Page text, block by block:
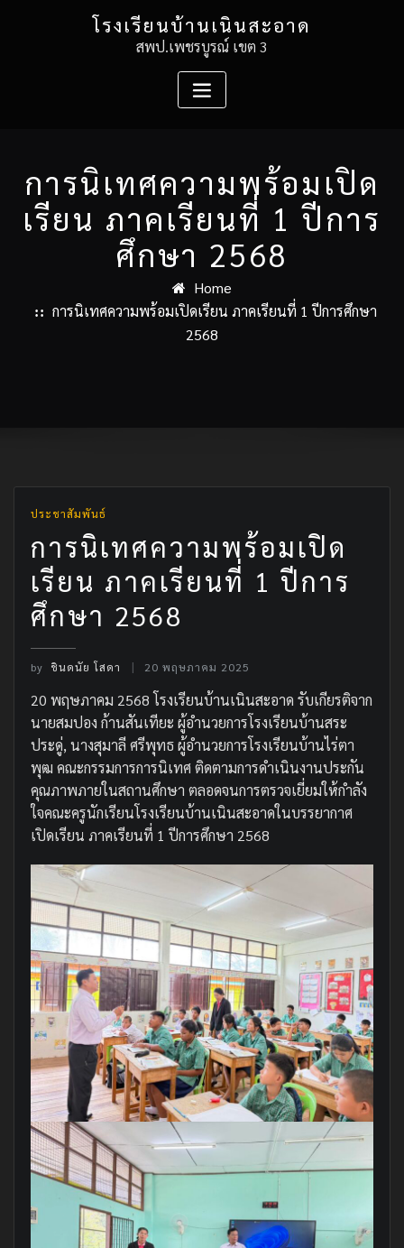
โรงเรียนบ้านเนินสะอาด
สพป.เพชรบูรณ์ เขต 3
การนิเทศความพร้อมเปิด
เรียน ภาคเรียนที่ 1 ปีการ
ศึกษา 2568
Home
การนิเทศความพร้อมเปิดเรียน ภาคเรียนที่ 1 ปีการศึกษา
2568
ประชาสัมพันธ์
การนิเทศความพร้อมเปิด
เรียน ภาคเรียนที่ 1 ปีการ
ศึกษา 2568
by ชินดนัย โสดา 20 พฤษภาคม 2025
20 พฤษภาคม 2568 โรงเรียนบ้านเนินสะอาด รับเกียรติจาก
นายสมปอง ก้านสันเทียะ ผู้อำนวยการโรงเรียนบ้านสระ
ประดู่, นางสุมาลี ศรีพุทธ ผู้อำนวยการโรงเรียนบ้านไร่ตา
พุฒ คณะกรรมการการนิเทศ ติดตามการดำเนินงานประกัน
คุณภาพภายในสถานศึกษา ตลอดจนการตรวจเยี่ยมให้กำลัง
ใจคณะครูนักเรียนโรงเรียนบ้านเนินสะอาดในบรรยากาศ
เปิดเรียน ภาคเรียนที่ 1 ปีการศึกษา 2568